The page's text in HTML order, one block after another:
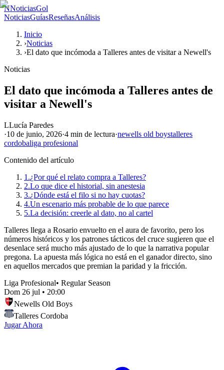
NNoticiasGol
NoticiasGuíasReseñasAnálisis
Inicio
›Noticias
›El dato que incómoda a Talleres antes de visitar a Newell's
Noticias
El dato que incómoda a Talleres antes de
visitar a Newell's
LLucía Paredes
·10 de junio, 2026·4 min de lectura·newells old boystalleres
cordobaliga profesional
Contenido del artículo
1.¿Por qué el relato compra a Talleres?
2.Lo que dice el historial, sin anestesia
3.¿Dónde está el filo si no hay cuotas?
4.Un escenario más probable de lo que parece
5.La decisión: creerle al dato, no al cartel
Talleres llega a Rosario envuelto en el aura de favorito, pero los
números históricos y los patrones tácticos del cruce sugieren que el
desenlace será mucho más ajustado de lo que la narrativa popular
pregona. La apuesta más lógica no está en el ganador directo, sino
en aquellos mercados que premian la paridad y la fricción.
Liga Profesional• Regular Season
Dom 26 jul • 20:00
Newells Old Boys
Talleres Cordoba
Jugar Ahora